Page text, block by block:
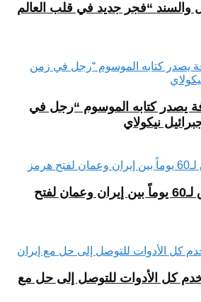
والسند “فجر جديد في قلب العالم
يصدر كتابه الموسوم “رجل في
نيكولاي
إعلان وشيك عن اتفاق لـ60 يوماً بين إيران وعمان لفتح
كل الأدوات للتوصل إلى حل مع